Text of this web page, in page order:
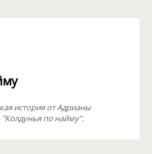
история от Адрианы
по найму".